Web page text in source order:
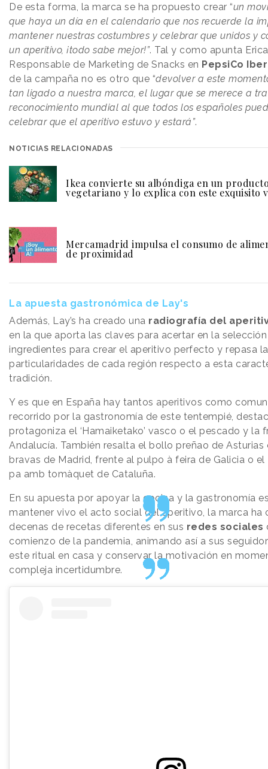
De esta forma, la marca se ha propuesto crear “un
que haya un día en el calendario que nos recuerde la
mantener nuestras costumbres y celebrar que unidos y
un aperitivo, ¡todo sabe mejor!”. Tal y como apunta
Responsable de Marketing de Snacks en PepsiCo
de la campaña no es otro que “devolver a este
tan ligado a nuestra marca, el lugar que se merece a
reconocimiento mundial al que todos los españoles
celebrar que el aperitivo estuvo y estará”.
NOTICIAS RELACIONADAS
Ikea convierte su albóndiga en un
vegetariano y lo explica con este exquisito
Mercamadrid impulsa el consumo de
de proximidad
La apuesta gastronómica de Lay's
Además, Lay’s ha creado una radiografía del
en la que aporta las claves para acertar en la
ingredientes para crear el aperitivo perfecto y repasa
particularidades de cada región respecto a esta
tradición.
Y es que en España hay tantos aperitivos como
recorrido por la gastronomía de este tentempié,
protagoniza el ‘Hamaiketako’ vasco o el pescado y la
Andalucía. También resalta el bollo preñao de
bravas de Madrid, frente al pulpo à feira de Galicia o el
pa amb tomàquet de Cataluña.
En su apuesta por apoyar la cocina y la gastronomía
mantener vivo el acto social del aperitivo, la marca ha
decenas de recetas diferentes en sus redes sociales
comienzo de la pandemia, animando así a sus
este ritual en casa y conservar la motivación en
compleja incertidumbre.